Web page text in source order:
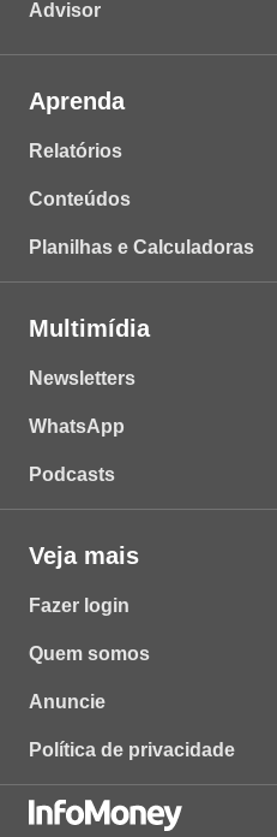
Advisor
Aprenda
Relatórios
Conteúdos
Planilhas e Calculadoras
Multimídia
Newsletters
WhatsApp
Podcasts
Veja mais
Fazer login
Quem somos
Anuncie
Política de privacidade